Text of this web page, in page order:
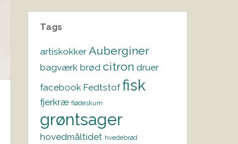
Tags
artiskokker Auberginer
bagværk brød citron druer
facebook Fedtstof fisk
fjerkræ flødeskum
grøntsager
hovedmåltidet hvedebrød